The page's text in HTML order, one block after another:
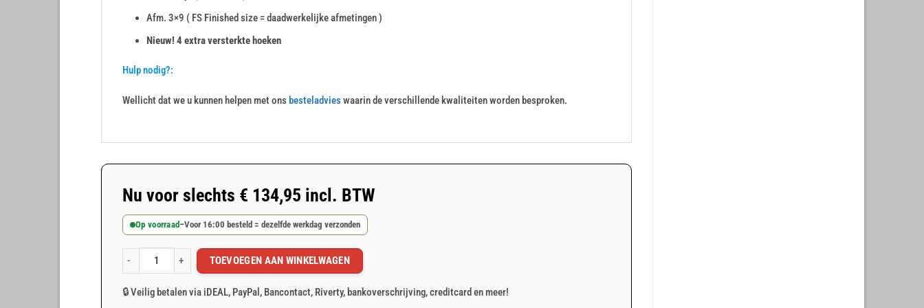
Afm. 3×9 ( FS Finished size = daadwerkelijke afmetingen )
Nieuw! 4 extra versterkte hoeken
Hulp nodig?:
Wellicht dat we u kunnen helpen met ons besteladvieswaarin de verschillende kwaliteiten worden besproken.
Nu voor slechts € 134,95 incl. BTW
Op voorraad –Voor 16:00 besteld = dezelfde werkdag verzonden
Grijs PVC afdekzeil 3x9m 400gr/m² aantal
TOEVOEGEN AAN WINKELWAGEN
🔒 Veilig betalen via iDEAL, PayPal, Bancontact, Riverty, bankoverschrijving, creditcard en meer!